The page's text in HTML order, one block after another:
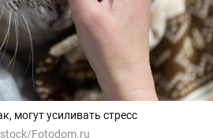
могут усиливать стресс
Fotodom.ru